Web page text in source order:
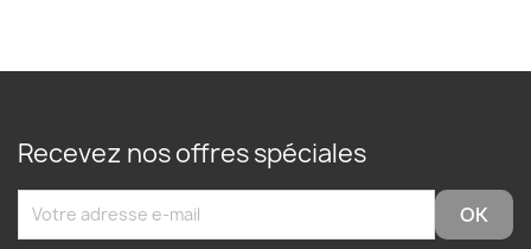
Recevez nos offres spéciales